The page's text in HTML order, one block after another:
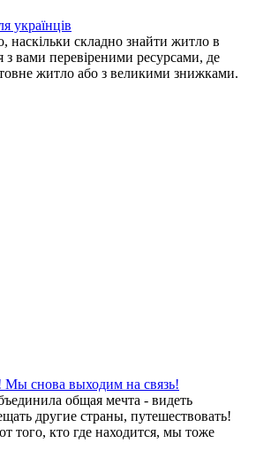
українців
наскільки складно знайти житло в
з вами перевіреними ресурсами, де
житло або з великими знижками.
Мы снова выходим на связь!
общая мечта - видеть
другие страны, путешествовать!
того, кто где находится, мы тоже